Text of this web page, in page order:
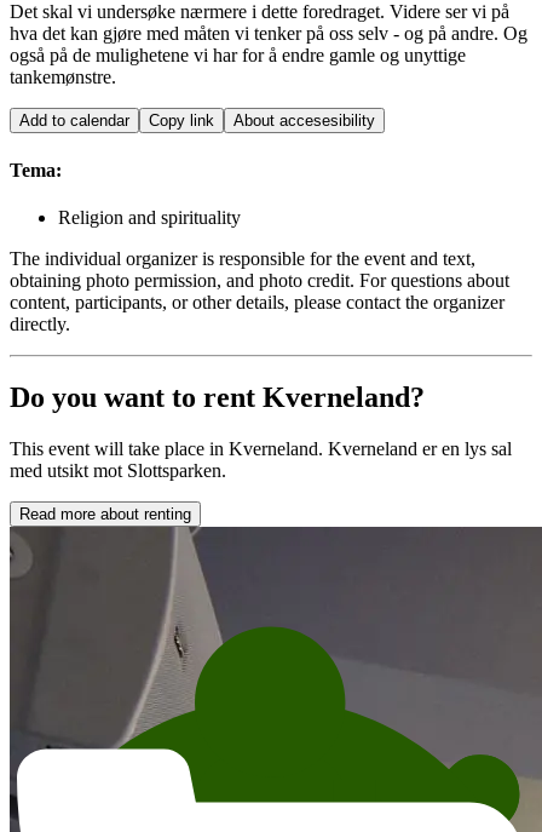
Det skal vi undersøke nærmere i dette foredraget. Videre ser vi på
hva det kan gjøre med måten vi tenker på oss selv - og på andre. Og
også på de mulighetene vi har for å endre gamle og unyttige
tankemønstre.
Add to calendar Copy link About accesesibility
Tema:
Religion and spirituality
The individual organizer is responsible for the event and text,
obtaining photo permission, and photo credit. For questions about
content, participants, or other details, please contact the organizer
directly.
Do you want to rent Kverneland?
This event will take place in Kverneland. Kverneland er en lys sal
med utsikt mot Slottsparken.
Read more about renting